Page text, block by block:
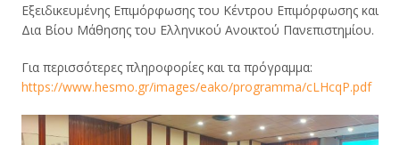
Εξειδικευμένης Επιμόρφωσης του Κέντρου Επιμόρφωσης και
Δια Βίου Μάθησης του Ελληνικού Ανοικτού Πανεπιστημίου.
Για περισσότερες πληροφορίες και τα πρόγραμμα:
https://www.hesmo.gr/images/eako/programma/cLHcqP.pdf